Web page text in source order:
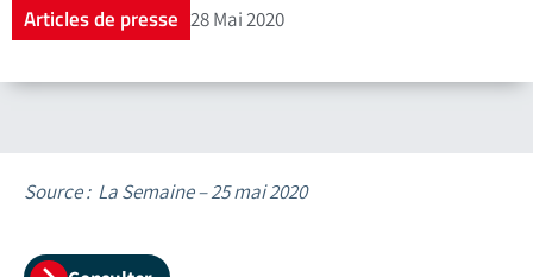
Articles de presse 28 Mai 2020
Source : La Semaine – 25 mai 2020